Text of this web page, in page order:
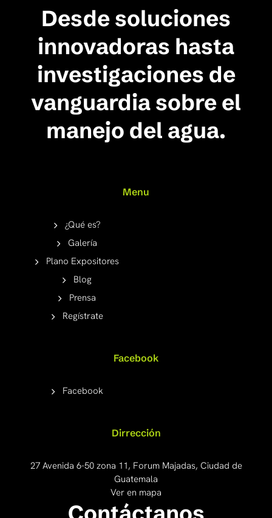
Desde soluciones
innovadoras hasta
investigaciones de
vanguardia sobre el
manejo del agua.
Menu
¿Qué es?
Galería
Plano Expositores
Blog
Prensa
Regístrate
Facebook
Facebook
Dirrección
27 Avenida 6-50 zona 11, Forum Majadas, Ciudad de
Guatemala
Ver en mapa